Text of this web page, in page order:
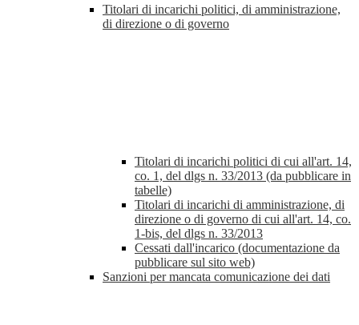
Titolari di incarichi politici, di amministrazione,
di direzione o di governo
Titolari di incarichi politici di cui all'art. 14,
co. 1, del dlgs n. 33/2013 (da pubblicare in
tabelle)
Titolari di incarichi di amministrazione, di
direzione o di governo di cui all'art. 14, co.
1-bis, del dlgs n. 33/2013
Cessati dall'incarico (documentazione da
pubblicare sul sito web)
Sanzioni per mancata comunicazione dei dati